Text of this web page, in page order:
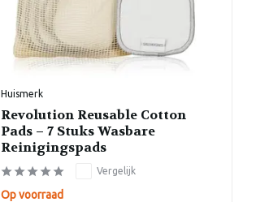
Huismerk
Revolution Reusable Cotton
Pads – 7 Stuks Wasbare
Reinigingspads
Vergelijk
Op voorraad